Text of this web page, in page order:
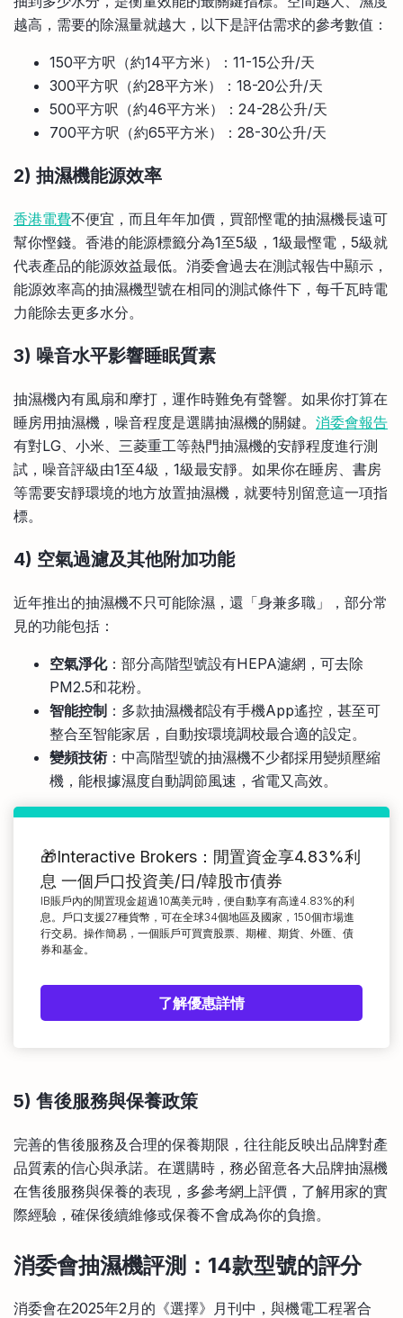
越高，需要的除濕量就越大，以下是評估需求的參考數值：
150平方呎（約14平方米）：11-15公升/天
300平方呎（約28平方米）：18-20公升/天
500平方呎（約46平方米）：24-28公升/天
700平方呎（約65平方米）：28-30公升/天
2) 抽濕機能源效率
香港電費不便宜，而且年年加價，買部慳電的抽濕機長遠可
幫你慳錢。香港的能源標籤分為1至5級，1級最慳電，5級就
代表產品的能源效益最低。消委會過去在測試報告中顯示，
能源效率高的抽濕機型號在相同的測試條件下，每千瓦時電
力能除去更多水分。
3) 噪音水平影響睡眠質素
抽濕機內有風扇和摩打，運作時難免有聲響。如果你打算在
睡房用抽濕機，噪音程度是選購抽濕機的關鍵。 消委會報告
有對LG、小米、三菱重工等熱門抽濕機的安靜程度進行測
試，噪音評級由1至4級，1級最安靜。如果你在睡房、書房
等需要安靜環境的地方放置抽濕機，就要特別留意這一項指
標。
4) 空氣過濾及其他附加功能
近年推出的抽濕機不只可能除濕，還「身兼多職」，部分常
見的功能包括：
空氣淨化：部分高階型號設有HEPA濾網，可去除
PM2.5和花粉。
智能控制 ：多款抽濕機都設有手機App遙控，甚至可
整合至智能家居，自動按環境調校最合適的設定。
變頻技術 ：中高階型號的抽濕機不少都採用變頻壓縮
機，能根據濕度自動調節風速，省電又高效。
🎁Interactive Brokers：閒置資金享4.83%利
息 一個戶口投資美/日/韓股市債券
IB賬戶內的閒置現金超過10萬美元時，便自動享有高達4.83%的利
息。戶口支援27種貨幣，可在全球34個地區及國家，150個市場進
行交易。操作簡易，一個賬戶可買賣股票、期權、期貨、外匯、債
券和基金。
了解優惠詳情
5) 售後服務與保養政策
完善的售後服務及合理的保養期限，往往能反映出品牌對產
品質素的信心與承諾。在選購時，務必留意各大品牌抽濕機
在售後服務與保養的表現，多參考網上評價，了解用家的實
際經驗，確保後續維修或保養不會成為你的負擔。
消委會抽濕機評測：14款型號的評分
消委會在2025年2月的《選擇》月刊中，與機電工程署合